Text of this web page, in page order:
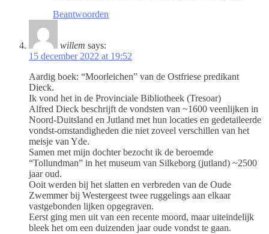
Beantwoorden
willem says:
15 december 2022 at 19:52
Aardig boek: “Moorleichen” van de Ostfriese predikant
Dieck.
Ik vond het in de Provinciale Bibliotheek (Tresoar)
Alfred Dieck beschrijft de vondsten van ~1600 veenlijken in
Noord-Duitsland en Jutland met hun locaties en gedetaileerde
vondst-omstandigheden die niet zoveel verschillen van het
meisje van Yde.
Samen met mijn dochter bezocht ik de beroemde
“Tollundman” in het museum van Silkeborg (jutland) ~2500
jaar oud.
Ooit werden bij het slatten en verbreden van de Oude
Zwemmer bij Westergeest twee ruggelings aan elkaar
vastgebonden lijken opgegraven.
Eerst ging men uit van een recente moord, maar uiteindelijk
bleek het om een duizenden jaar oude vondst te gaan.